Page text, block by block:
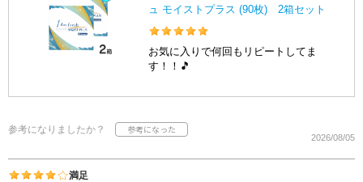
ュ モイストプラス (90枚) 2箱セット
お気に入りで何回もリピートしてま
す！！🎵
参考になりましたか？
2026/08/05
満足